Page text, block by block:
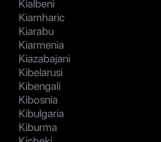
Kialbeni
Kiamharic
Kiarabu
Kiarmenia
Kiazabajani
Kibelarusi
Kibengali
Kibosnia
Kibulgaria
Kiburma